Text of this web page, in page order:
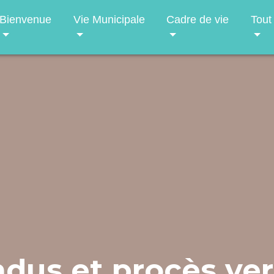
Bienvenue Vie Municipale Cadre de vie